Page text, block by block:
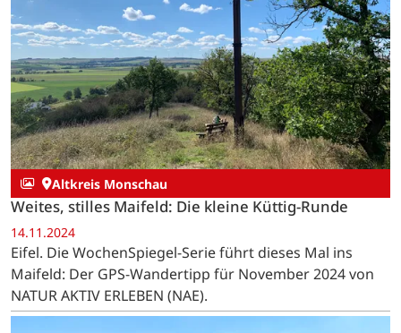
Altkreis Monschau
Weites, stilles Maifeld: Die kleine Küttig-Runde
14.11.2024
Eifel. Die WochenSpiegel-Serie führt dieses Mal ins
Maifeld: Der GPS-Wandertipp für November 2024 von
NATUR AKTIV ERLEBEN (NAE).